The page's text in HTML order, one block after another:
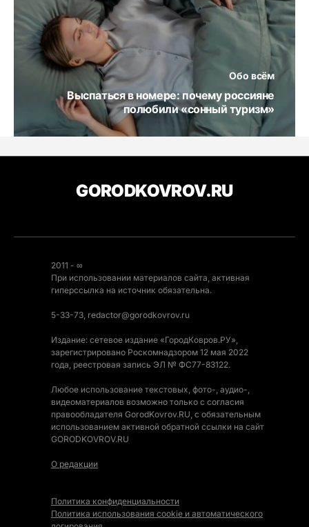
Обо всём
Выспаться в номере: почему россияне
полюбили «сонный туризм»
GORODKOVROV.RU
2011 - ∞
При использовании материалов сайта, активная
гиперссылка на источник обязательна.
5-33-73, redactor@gorodkovrov.ru
Издание: сетевое издание «ГородКовров.РУ»,
зарегистрировано Роскомнадзором 12 мая 2022
года, реестровая запись ЭЛ № ФС77-83122.
Любое использование текстовых, фото-, аудио-,
видеоматериалов возможно только с согласия
правообладателя GorodKovrov.RU, с обязательным
использованием активной обратной ссылки на сайт
GORODKOVROV.RU
О редакции
Политика конфиденциальности
Политика использования cookie и автоматического